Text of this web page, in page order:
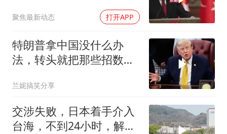
聚焦最新动态 打开APP
特朗普拿中国没什么办
法，转头就把那些招数，
兰妮搞笑分享
交涉失败，日本着手介入
台海，不到24小时，解放